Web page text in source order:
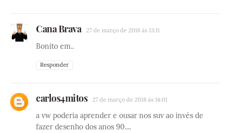
Cana Brava 27 de março de 2018 às 13:11
Bonito em..
Responder
carlos4mitos 27 de março de 2018 às 14:01
a vw poderia aprender e ousar nos suv ao invés de
fazer desenho dos anos 90....